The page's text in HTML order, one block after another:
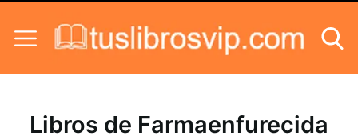
Libros de Farmaenfurecida